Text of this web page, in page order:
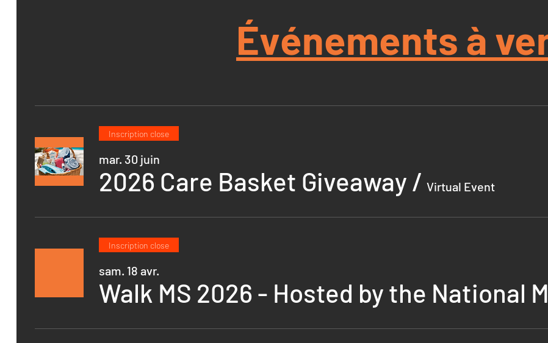
Événements à
Inscription close
mar. 30 juin
2026 Care Basket Giveaway / Virtual Event
Inscription close
sam. 18 avr.